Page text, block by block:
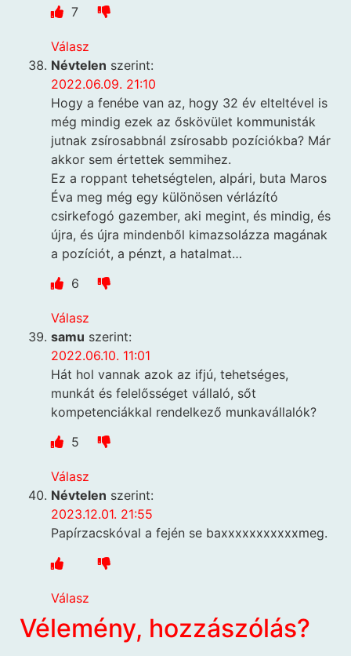
7
Válasz
Névtelen szerint:
2022.06.09. 21:10
Hogy a fenébe van az, hogy 32 év elteltével is
még mindig ezek az őskövület kommunisták
jutnak zsírosabbnál zsírosabb pozíciókba? Már
akkor sem értettek semmihez.
Ez a roppant tehetségtelen, alpári, buta Maros
Éva meg még egy különösen vérlázító
csirkefogó gazember, aki megint, és mindig, és
újra, és újra mindenből kimazsolázza magának
a pozíciót, a pénzt, a hatalmat…
6
Válasz
samu szerint:
2022.06.10. 11:01
Hát hol vannak azok az ifjú, tehetséges,
munkát és felelősséget vállaló, sőt
kompetenciákkal rendelkező munkavállalók?
5
Válasz
Névtelen szerint:
2023.12.01. 21:55
Papírzacskóval a fején se baxxxxxxxxxxxmeg.
Válasz
Vélemény, hozzászólás?